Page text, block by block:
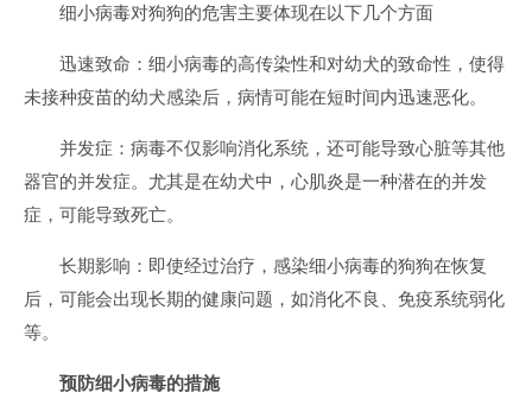
细小病毒对狗狗的危害主要体现在以下几个方面
迅速致命：细小病毒的高传染性和对幼犬的致命性，使得
未接种疫苗的幼犬感染后，病情可能在短时间内迅速恶化。
并发症：病毒不仅影响消化系统，还可能导致心脏等其他
器官的并发症。尤其是在幼犬中，心肌炎是一种潜在的并发
症，可能导致死亡。
长期影响：即使经过治疗，感染细小病毒的狗狗在恢复
后，可能会出现长期的健康问题，如消化不良、免疫系统弱化
等。
预防细小病毒的措施